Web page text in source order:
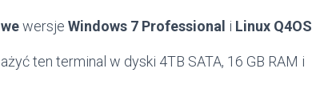
wersje Windows 7 Professional i Linux Q4OS
ten terminal w dyski 4TB SATA, 16 GB RAM i